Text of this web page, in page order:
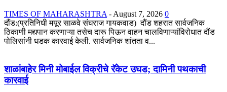
TIMES OF MAHARASHTRA - August 7, 2026 0
दौंड:(प्रतिनिधी मयूर साळवे संघराज गायकवाड) दौंड शहरात सार्वजनिक
ठिकाणी मद्यपान करणाऱ्या तसेच दारू पिऊन वाहन चालविणाऱ्यांविरोधात दौंड
पोलिसांनी धडक कारवाई केली. सार्वजनिक शांतता व...
शाळांबाहेर मिनी मोबाईल विक्रीचे रॅकेट उघड; दामिनी पथकाची
कारवाई